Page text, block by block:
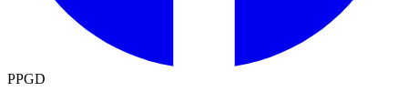
PPGD